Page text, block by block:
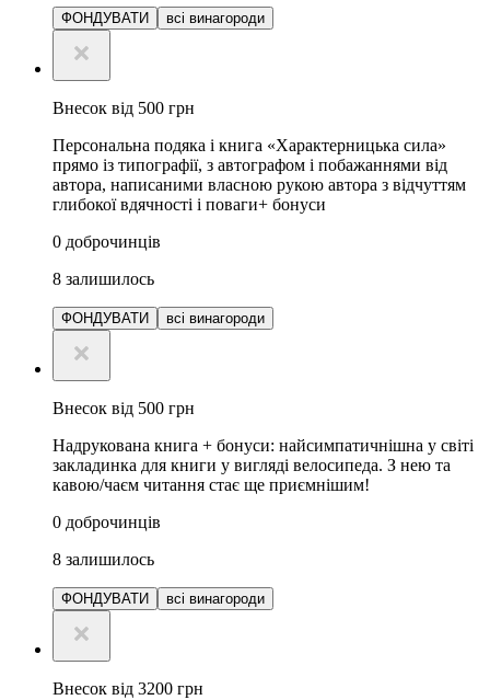
ФОНДУВАТИ всі винагороди
Внесок від 500 грн
Персональна подяка і книга «Характерницька сила»
прямо із типографії, з автографом і побажаннями від
автора, написаними власною рукою автора з відчуттям
глибокої вдячності і поваги+ бонуси
0 доброчинців
8 залишилось
ФОНДУВАТИ всі винагороди
Внесок від 500 грн
Надрукована книга + бонуси: найсимпатичнішна у світі
закладинка для книги у вигляді велосипеда. З нею та
кавою/чаєм читання стає ще приємнішим!
0 доброчинців
8 залишилось
ФОНДУВАТИ всі винагороди
Внесок від 3200 грн